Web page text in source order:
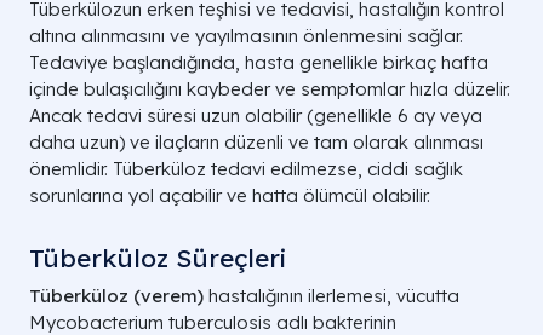
Tüberkülozun erken teşhisi ve tedavisi, hastalığın kontrol
altına alınmasını ve yayılmasının önlenmesini sağlar.
Tedaviye başlandığında, hasta genellikle birkaç hafta
içinde bulaşıcılığını kaybeder ve semptomlar hızla düzelir.
Ancak tedavi süresi uzun olabilir (genellikle 6 ay veya
daha uzun) ve ilaçların düzenli ve tam olarak alınması
önemlidir. Tüberküloz tedavi edilmezse, ciddi sağlık
sorunlarına yol açabilir ve hatta ölümcül olabilir.
Tüberküloz Süreçleri
Tüberküloz (verem) hastalığının ilerlemesi, vücutta
Mycobacterium tuberculosis adlı bakterinin